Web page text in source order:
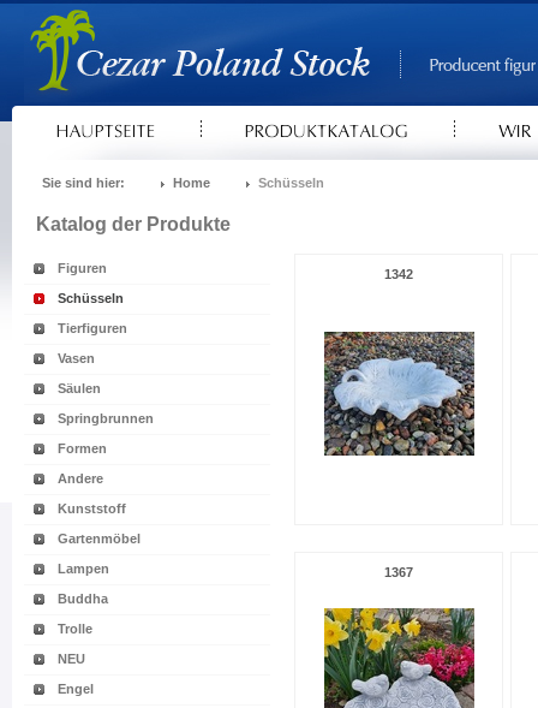
Sie sind hier: Home Schüsseln
Katalog der Produkte
Figuren
Schüsseln
Tierfiguren
Vasen
Säulen
Springbrunnen
Formen
Andere
Kunststoff
Gartenmöbel
Lampen
Buddha
Trolle
NEU
Engel
1342
1367